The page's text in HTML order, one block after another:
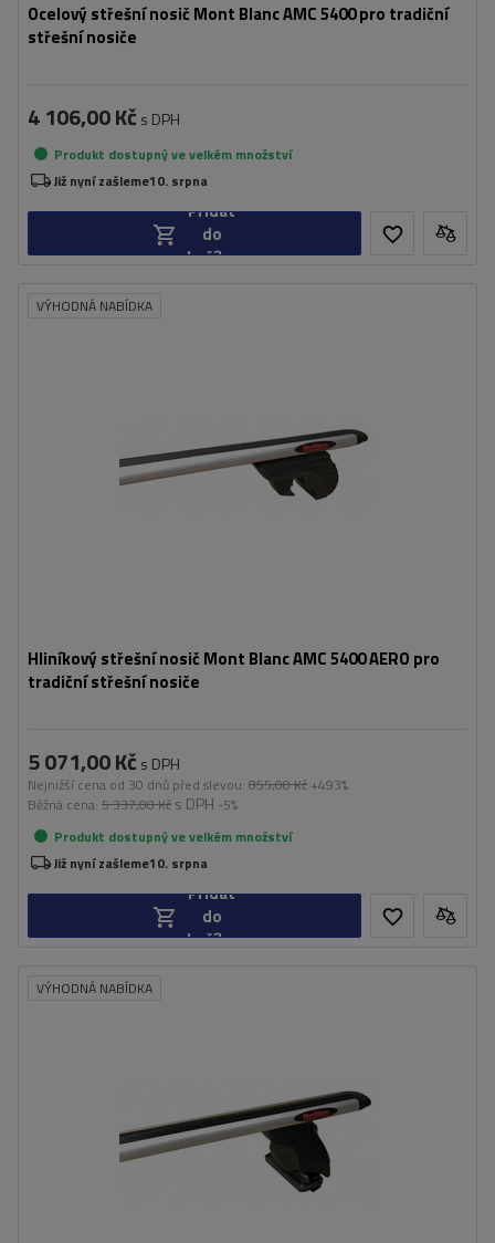
Ocelový střešní nosič Mont Blanc AMC 5400 pro tradiční
střešní nosiče
4 106,00 Kč s DPH
Produkt dostupný ve velkém množství
Již nyní zašleme10. srpna
Přidat
do
košíku
VÝHODNÁ NABÍDKA
Hliníkový střešní nosič Mont Blanc AMC 5400 AERO pro
tradiční střešní nosiče
5 071,00 Kč s DPH
Nejnižší cena od 30 dnů před slevou: 855,00 Kč +493%
Běžná cena: 5 337,00 Kč s DPH -5%
Produkt dostupný ve velkém množství
Již nyní zašleme10. srpna
Přidat
do
košíku
VÝHODNÁ NABÍDKA